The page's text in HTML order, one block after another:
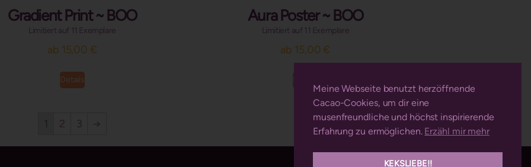
Gradient Print ~ BOO
Limitiert auf 11 Exemplare
ab 15,00€
Details
Aura Poster ~ BOO
Limitiert auf 11 Exemplare
ab 15,00€
1 2 3 →
Meine Webseite benutzt herzöffnende
Cacao-Cookies, um dir eine
musenfreundliche und höchst inspirierende
Erfahrung zu ermöglichen. Erzähl mir mehr
KEKSLIEBE!!